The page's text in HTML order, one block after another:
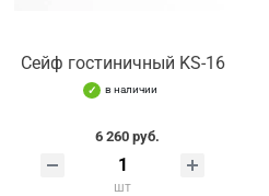
Сейф гостиничный KS-16
в наличии
6 260 руб.
шт